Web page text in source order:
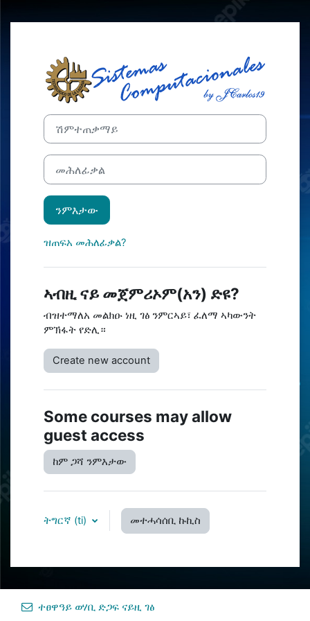
ንምእታው ናብ
Skip to create new account
ሽምተጠቃማይ
መሕለፊቃል
ንምእታው
ዝጠፍአ መሕለፊቃል?
ኣብዚ ናይ መጀምሪኦም(አን) ድዩ?
ብዝተማለአ መልክዑ ነዚ ገፅ ንምርኣይ፣ ፈለማ ኣካውንት
ምኽፋት የድሊ።
Create new account
Some courses may allow
guest access
ከም ጋሻ ንምእታው
ትግርኛ ‎(ti)‎ መተሓሳሰቢ ኩኪስ
ተፀዋዓይ ወሃቢ ድጋፍ ናይዚ ገፅ